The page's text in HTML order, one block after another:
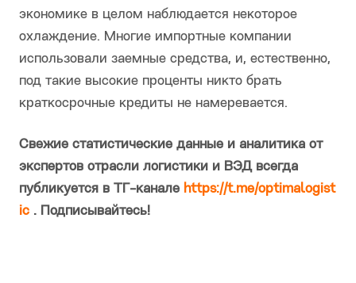
экономике в целом наблюдается некоторое
охлаждение. Многие импортные компании
использовали заемные средства, и, естественно,
под такие высокие проценты никто брать
краткосрочные кредиты не намеревается.
Свежие статистические данные и аналитика от
экспертов отрасли логистики и ВЭД всегда
публикуется в ТГ-канале https://t.me/optimalogist
ic . Подписывайтесь!